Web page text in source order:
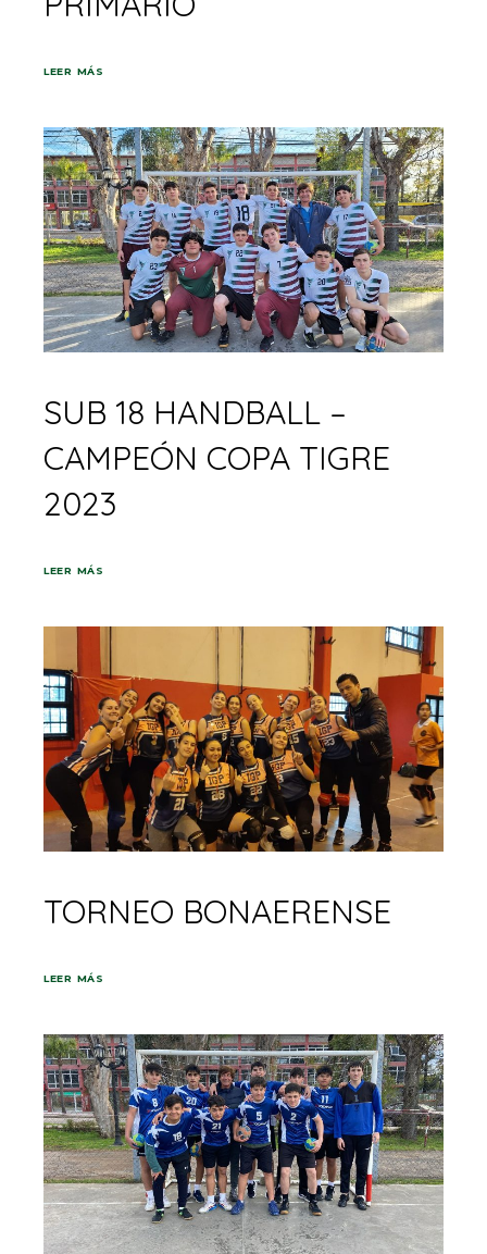
LEER MÁS
SUB 18 HANDBALL –
CAMPEÓN COPA TIGRE
2023
LEER MÁS
TORNEO BONAERENSE
LEER MÁS